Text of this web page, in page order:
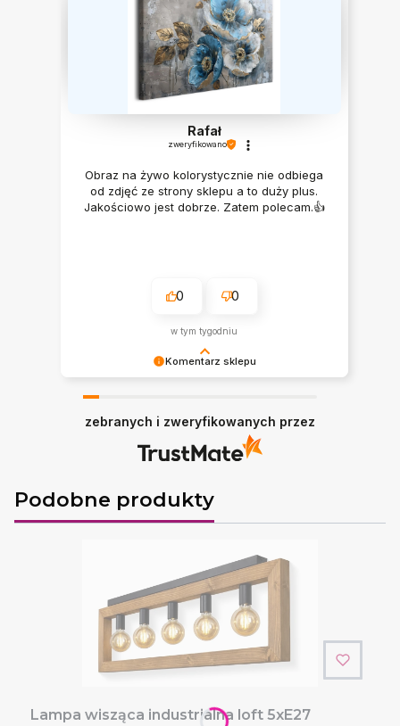
Komentarz sklepu
Rafał
zweryfikowano
Obraz na żywo kolorystycznie nie odbiega
od zdjęć ze strony sklepu a to duży plus.
Jakościowo jest dobrze. Zatem polecam.👍️
0 0
w tym tygodniu
zebranych i zweryfikowanych przez
Podobne produkty
Lampa wisząca industrialna loft 5xE27